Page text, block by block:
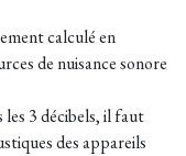
calculé en
de nuisance sonore
3 décibels, il faut
des appareils